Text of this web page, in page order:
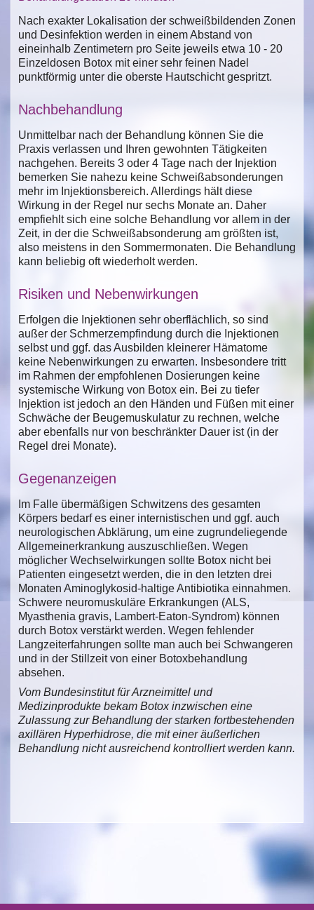
Nach exakter Lokalisation der schweißbildenden Zonen
und Desinfektion werden in einem Abstand von
eineinhalb Zentimetern pro Seite jeweils etwa 10 - 20
Einzeldosen Botox mit einer sehr feinen Nadel
punktförmig unter die oberste Hautschicht gespritzt.
Nachbehandlung
Unmittelbar nach der Behandlung können Sie die
Praxis verlassen und Ihren gewohnten Tätigkeiten
nachgehen. Bereits 3 oder 4 Tage nach der Injektion
bemerken Sie nahezu keine Schweißabsonderungen
mehr im Injektionsbereich. Allerdings hält diese
Wirkung in der Regel nur sechs Monate an. Daher
empfiehlt sich eine solche Behandlung vor allem in der
Zeit, in der die Schweißabsonderung am größten ist,
also meistens in den Sommermonaten. Die Behandlung
kann beliebig oft wiederholt werden.
Risiken und Nebenwirkungen
Erfolgen die Injektionen sehr oberflächlich, so sind
außer der Schmerzempfindung durch die Injektionen
selbst und ggf. das Ausbilden kleinerer Hämatome
keine Nebenwirkungen zu erwarten. Insbesondere tritt
im Rahmen der empfohlenen Dosierungen keine
systemische Wirkung von Botox ein. Bei zu tiefer
Injektion ist jedoch an den Händen und Füßen mit einer
Schwäche der Beugemuskulatur zu rechnen, welche
aber ebenfalls nur von beschränkter Dauer ist (in der
Regel drei Monate).
Gegenanzeigen
Im Falle übermäßigen Schwitzens des gesamten
Körpers bedarf es einer internistischen und ggf. auch
neurologischen Abklärung, um eine zugrundeliegende
Allgemeinerkrankung auszuschließen. Wegen
möglicher Wechselwirkungen sollte Botox nicht bei
Patienten eingesetzt werden, die in den letzten drei
Monaten Aminoglykosid-haltige Antibiotika einnahmen.
Schwere neuromuskuläre Erkrankungen (ALS,
Myasthenia gravis, Lambert-Eaton-Syndrom) können
durch Botox verstärkt werden. Wegen fehlender
Langzeiterfahrungen sollte man auch bei Schwangeren
und in der Stillzeit von einer Botoxbehandlung
absehen.
Vom Bundesinstitut für Arzneimittel und
Medizinprodukte bekam Botox inzwischen eine
Zulassung zur Behandlung der starken fortbestehenden
axillären Hyperhidrose, die mit einer äußerlichen
Behandlung nicht ausreichend kontrolliert werden kann.